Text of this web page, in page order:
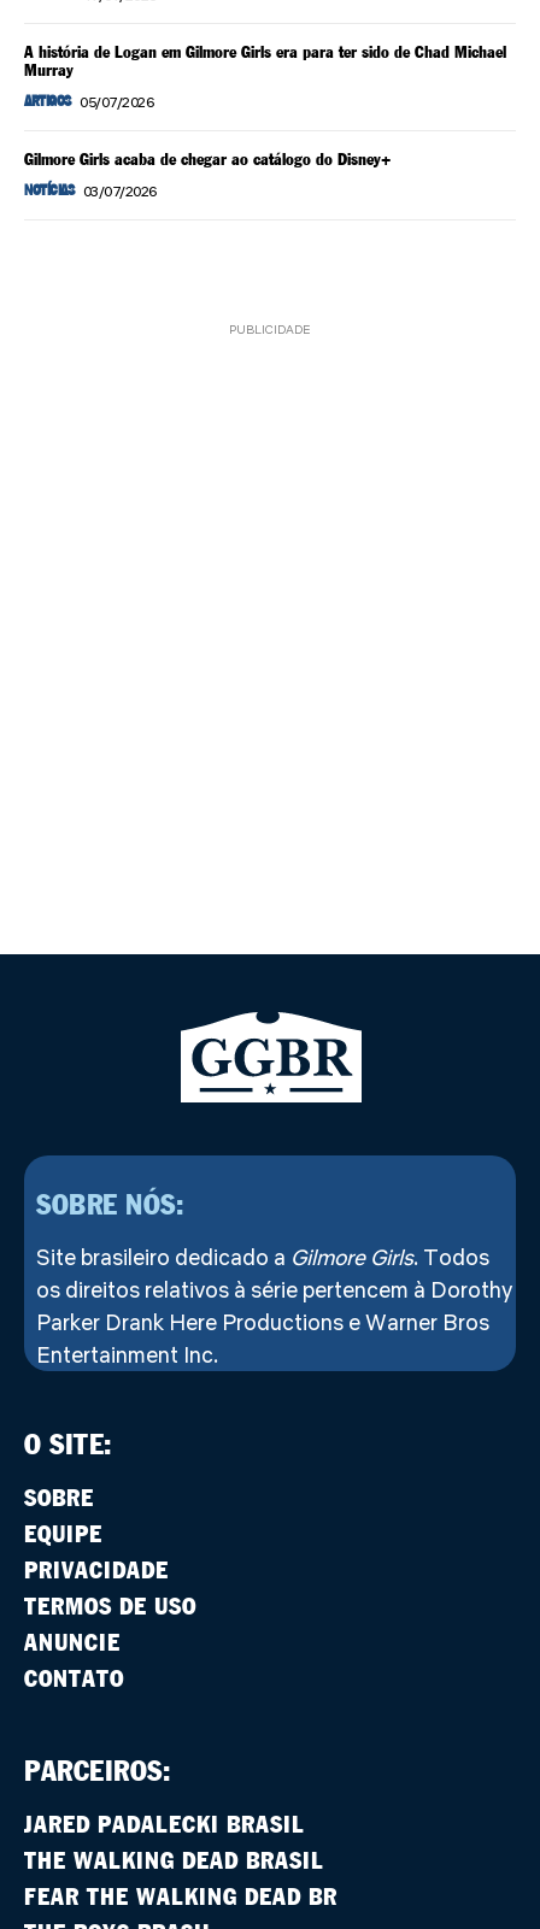
A história de Logan em Gilmore Girls era para ter sido de Chad Michael
Murray
ARTIGOS 05/07/2026
Gilmore Girls acaba de chegar ao catálogo do Disney+
NOTÍCIAS 03/07/2026
PUBLICIDADE
SOBRE NÓS:
Site brasileiro dedicado a Gilmore Girls. Todos
os direitos relativos à série pertencem à Dorothy
Parker Drank Here Productions e Warner Bros
Entertainment Inc.
O SITE:
SOBRE
EQUIPE
PRIVACIDADE
TERMOS DE USO
ANUNCIE
CONTATO
PARCEIROS:
JARED PADALECKI BRASIL
THE WALKING DEAD BRASIL
FEAR THE WALKING DEAD BR